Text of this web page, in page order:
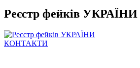
Реєстр фейків УКРАЇНИ
КОНТАКТИ